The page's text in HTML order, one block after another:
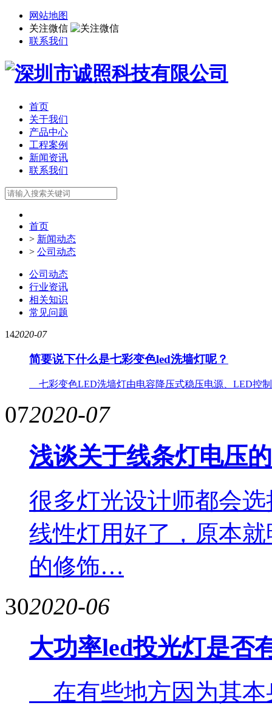
网站地图
关注微信
联系我们
首页
关于我们
产品中心
工程案例
新闻资讯
联系我们
首页
> 新闻动态
> 公司动态
公司动态
行业资讯
相关知识
常见问题
142020-07
简要说下什么是七彩变色led洗墙灯呢？
七彩变色LED洗墙灯由电容降压式稳压电源、LED控
072020-07
浅谈关于线条灯电压
很多灯光设计师都会
线性灯用好了，原本
的修饰…
302020-06
大功率led投光灯是否
在有些地方因为其本